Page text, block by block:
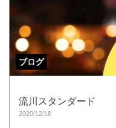
ブログ
流川スタンダード
2020/12/18